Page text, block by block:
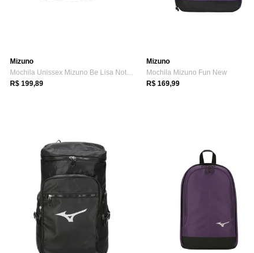
Mizuno
Mochila Unissex Mizuno Be Lisa Notebook Preto
R$ 199,89
Mizuno
Mochila Mizuno Fun New
R$ 169,99